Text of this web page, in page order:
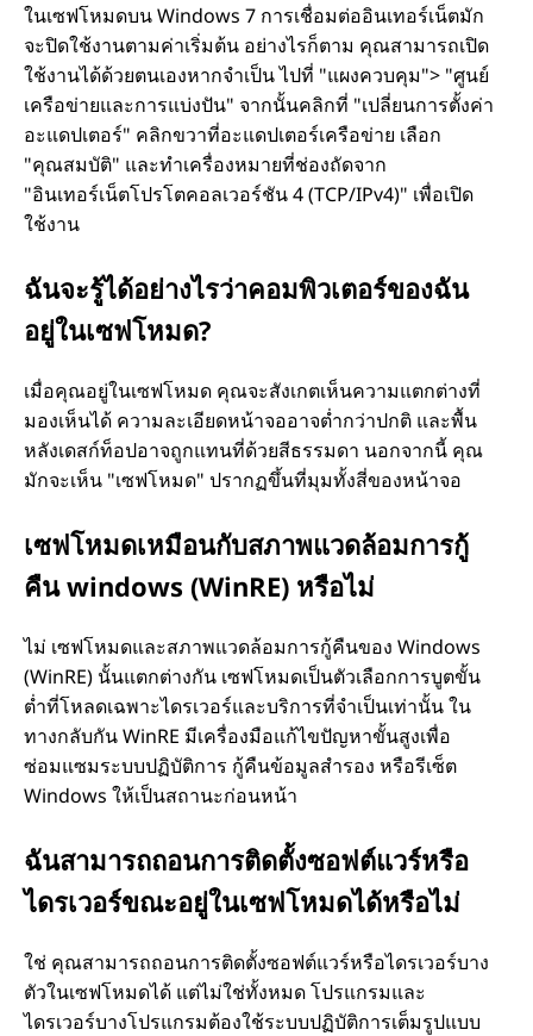
ในเซฟโหมดบน Windows 7 การเชื่อมต่ออินเทอร์เน็ตมัก
จะปิดใช้งานตามค่าเริ่มต้น อย่างไรก็ตาม คุณสามารถเปิด
ใช้งานได้ด้วยตนเองหากจำเป็น ไปที่ "แผงควบคุม"> "ศูนย์
เครือข่ายและการแบ่งปัน" จากนั้นคลิกที่ "เปลี่ยนการตั้งค่า
อะแดปเตอร์" คลิกขวาที่อะแดปเตอร์เครือข่าย เลือก
"คุณสมบัติ" และทำเครื่องหมายที่ช่องถัดจาก
"อินเทอร์เน็ตโปรโตคอลเวอร์ชัน 4 (TCP/IPv4)" เพื่อเปิด
ใช้งาน
ฉันจะรู้ได้อย่างไรว่าคอมพิวเตอร์ของฉัน
อยู่ในเซฟโหมด?
เมื่อคุณอยู่ในเซฟโหมด คุณจะสังเกตเห็นความแตกต่างที่
มองเห็นได้ ความละเอียดหน้าจออาจต่ำกว่าปกติ และพื้น
หลังเดสก์ท็อปอาจถูกแทนที่ด้วยสีธรรมดา นอกจากนี้ คุณ
มักจะเห็น "เซฟโหมด" ปรากฏขึ้นที่มุมทั้งสี่ของหน้าจอ
เซฟโหมดเหมือนกับสภาพแวดล้อมการกู้
คืน windows (WinRE) หรือไม่
ไม่ เซฟโหมดและสภาพแวดล้อมการกู้คืนของ Windows
(WinRE) นั้นแตกต่างกัน เซฟโหมดเป็นตัวเลือกการบูตขั้น
ต่ำที่โหลดเฉพาะไดรเวอร์และบริการที่จำเป็นเท่านั้น ใน
ทางกลับกัน WinRE มีเครื่องมือแก้ไขปัญหาขั้นสูงเพื่อ
ซ่อมแซมระบบปฏิบัติการ กู้คืนข้อมูลสำรอง หรือรีเซ็ต
Windows ให้เป็นสถานะก่อนหน้า
ฉันสามารถถอนการติดตั้งซอฟต์แวร์หรือ
ไดรเวอร์ขณะอยู่ในเซฟโหมดได้หรือไม่
ใช่ คุณสามารถถอนการติดตั้งซอฟต์แวร์หรือไดรเวอร์บาง
ตัวในเซฟโหมดได้ แต่ไม่ใช่ทั้งหมด โปรแกรมและ
ไดรเวอร์บางโปรแกรมต้องใช้ระบบปฏิบัติการเต็มรูปแบบ